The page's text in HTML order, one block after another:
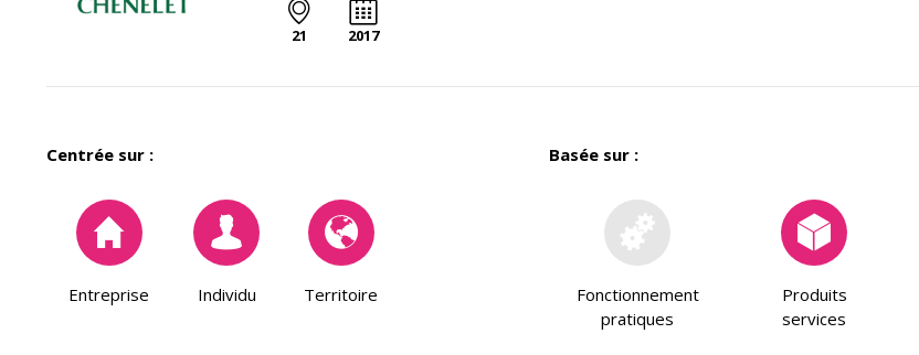
21 2017
Centrée sur :
Entreprise Individu Territoire
Basée sur :
Fonctionnement
pratiques
Produits
services